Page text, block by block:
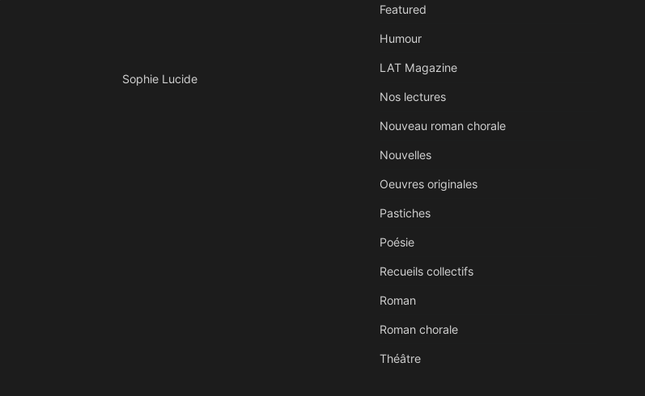
Sophie Lucide
Featured
Humour
LAT Magazine
Nos lectures
Nouveau roman chorale
Nouvelles
Oeuvres originales
Pastiches
Poésie
Recueils collectifs
Roman
Roman chorale
Théâtre